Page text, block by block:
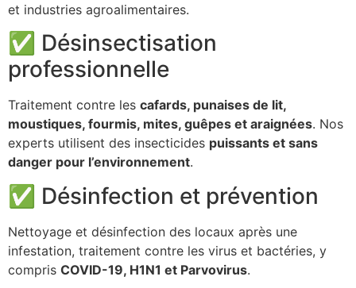
et industries agroalimentaires.
✅ Désinsectisation
professionnelle
Traitement contre les cafards, punaises de lit,
moustiques, fourmis, mites, guêpes et araignées. Nos
experts utilisent des insecticides puissants et sans
danger pour l’environnement.
✅ Désinfection et prévention
Nettoyage et désinfection des locaux après une
infestation, traitement contre les virus et bactéries, y
compris COVID-19, H1N1 et Parvovirus.